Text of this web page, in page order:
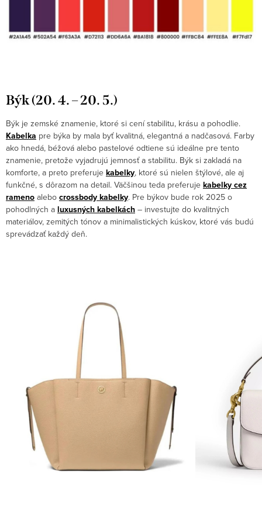
Býk (20. 4. – 20. 5.)
Býk je zemské znamenie, ktoré si cení stabilitu, krásu a pohodlie.
Kabelka pre býka by mala byť kvalitná, elegantná a nadčasová. Farby
ako hnedá, béžová alebo pastelové odtiene sú ideálne pre tento
znamenie, pretože vyjadrujú jemnosť a stabilitu. Býk si zakladá na
komforte, a preto preferuje kabelky, ktoré sú nielen štýlové, ale aj
funkčné, s dôrazom na detail. Väčšinou teda preferuje kabelky cez
rameno alebo crossbody kabelky. Pre býkov bude rok 2025 o
pohodlných a luxusných kabelkách – investujte do kvalitných
materiálov, zemitých tónov a minimalistických kúskov, ktoré vás budú
sprevádzať každý deň.